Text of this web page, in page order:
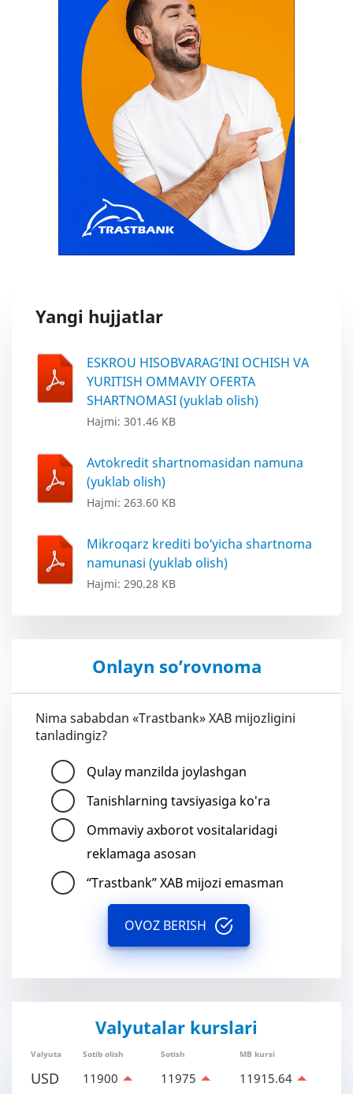
Yangi hujjatlar
ESKROU HISOBVARAG‘INI OCHISH VA
YURITISH OMMAVIY OFERTA
SHARTNOMASI (yuklab olish)
Hajmi: 301.46 KB
Avtokredit shartnomasidan namuna
(yuklab olish)
Hajmi: 263.60 KB
Mikroqarz krediti bo‘yicha shartnoma
namunasi (yuklab olish)
Hajmi: 290.28 KB
Onlayn so’rovnoma
Nima sababdan «Trastbank» XAB mijozligini
tanladingiz?
Qulay manzilda joylashgan
Tanishlarning tavsiyasiga ko'ra
Ommaviy axborot vositalaridagi
reklamaga asosan
“Trastbank” XAB mijozi emasman
OVOZ BERISH
Valyutalar kurslari
Valyuta Sotib olish Sotish MB kursi
USD 11900 11975 11915.64